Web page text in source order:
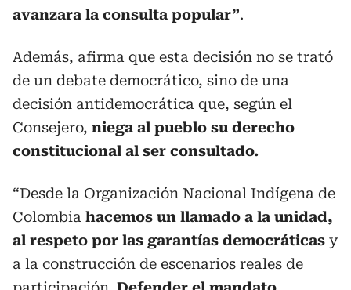
avanzara la consulta popular”.
Además, afirma que esta decisión no se trató
de un debate democrático, sino de una
decisión antidemocrática que, según el
Consejero, niega al pueblo su derecho
constitucional al ser consultado.
“Desde la Organización Nacional Indígena de
Colombia hacemos un llamado a la unidad,
al respeto por las garantías democráticas y
a la construcción de escenarios reales de